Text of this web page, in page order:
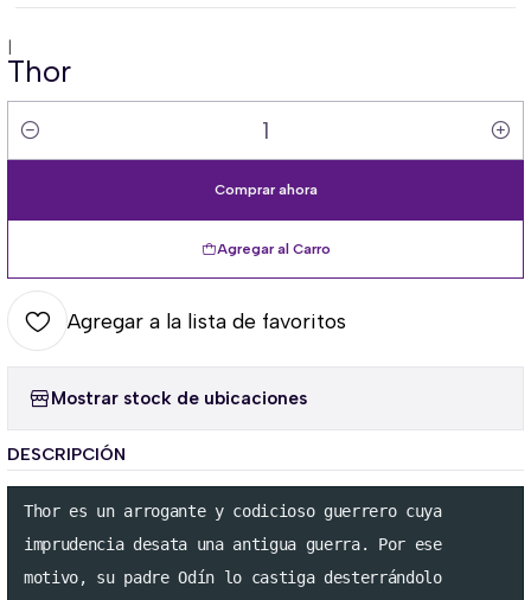
|
Thor
Cantidad
Agregar al Carro
Comprar ahora
Agregar a la lista de favoritos
Mostrar stock de ubicaciones
DESCRIPCIÓN
Thor es un arrogante y codicioso guerrero cuya
imprudencia desata una antigua guerra. Por ese
motivo, su padre Odín lo castiga desterrándolo